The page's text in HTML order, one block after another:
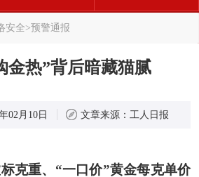
安全>预警通报
金热”背后暗藏猫腻
02月10日 文章来源： 工人日报
克重、“一口价”黄金每克单价